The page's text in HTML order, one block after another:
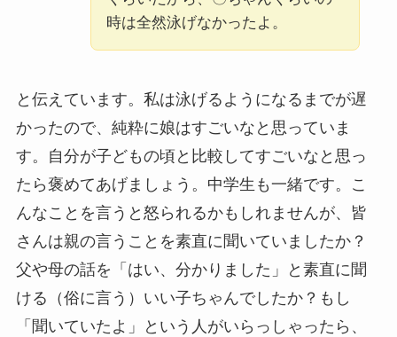
時は全然泳げなかったよ。
と伝えています。私は泳げるようになるまでが遅
かったので、純粋に娘はすごいなと思っていま
す。自分が子どもの頃と比較してすごいなと思っ
たら褒めてあげましょう。中学生も一緒です。こ
んなことを言うと怒られるかもしれませんが、皆
さんは親の言うことを素直に聞いていましたか？
父や母の話を「はい、分かりました」と素直に聞
ける（俗に言う）いい子ちゃんでしたか？もし
「聞いていたよ」という人がいらっしゃったら、